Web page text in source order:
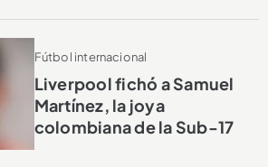
Fútbol internacional
Liverpool fichó a Samuel
Martínez, la joya
colombiana de la Sub-17